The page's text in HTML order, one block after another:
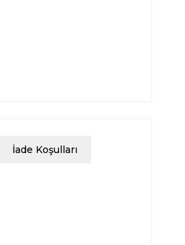
İade Koşulları